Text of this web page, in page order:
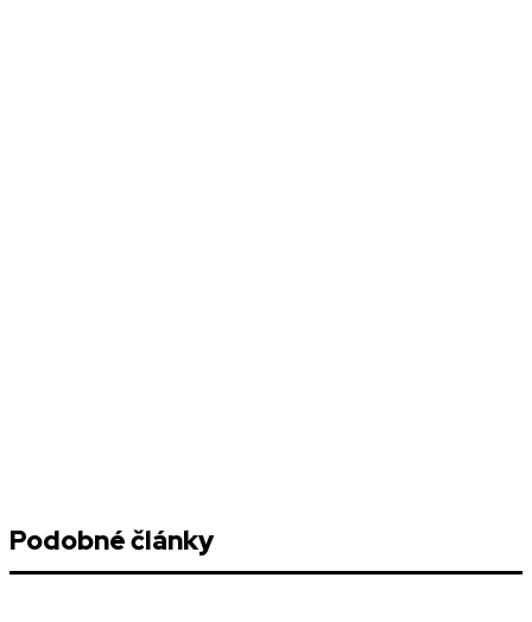
Podobné články